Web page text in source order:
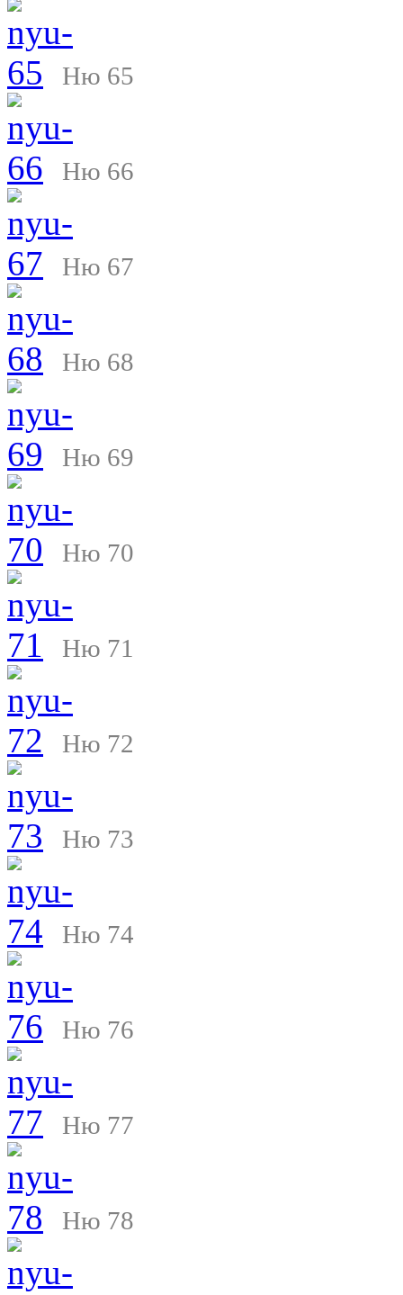
Ню 65
Ню 66
Ню 67
Ню 68
Ню 69
Ню 70
Ню 71
Ню 72
Ню 73
Ню 74
Ню 76
Ню 77
Ню 78